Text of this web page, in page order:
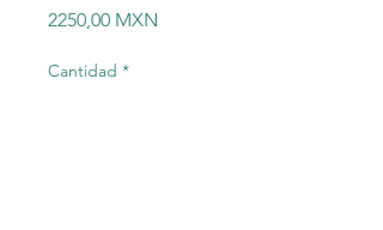
2250,00 MXN
Cantidad *